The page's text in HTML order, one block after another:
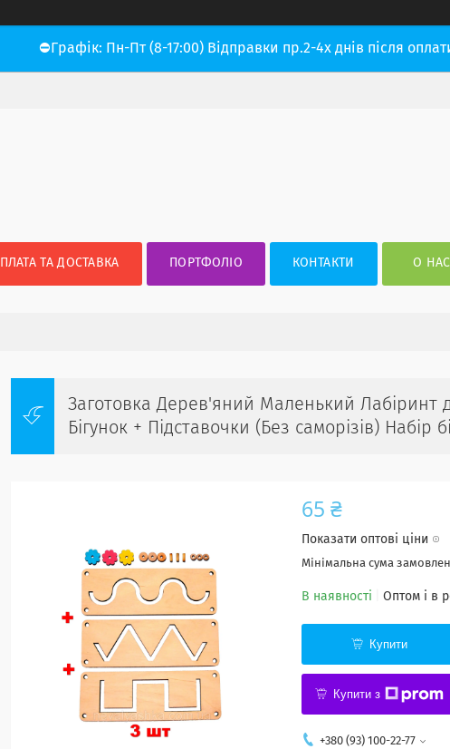
⛔Графік: Пн-Пт (8-17:00) Відправки пр.2-4х днів після
ТА ДОСТАВКА ПОРТФОЛІО КОНТАКТИ О НАС
Заготовка Дерев'яний Маленький Лабіринт
Бігунок + Підставочки (Без саморізів) Набір
65 ₴
Показати оптові ціни
Мінімальна сума
В наявності Оптом і в
Купити
Купити з
+380 (93) 100-22-77